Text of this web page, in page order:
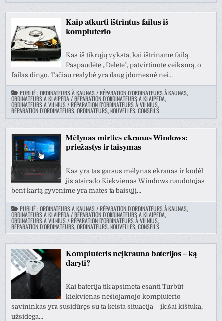
Kaip atkurti ištrintus failus iš
kompiuterio
Kas iš tikrųjų vyksta, kai ištriname failą
Paspaudėte „Delete”, patvirtinote veiksmą, o
failas dingo. Tačiau realybė yra daug įdomesnė nei…
PUBLIÉ :ORDINATEURS À KAUNAS / RÉPARATION D'ORDINATEURS À KAUNAS,
ORDINATEURS À KLAIPEDA / RÉPARATION D'ORDINATEURS À KLAIPEDA,
ORDINATEURS À VILNIUS / RÉPARATION D'ORDINATEURS À VILNIUS,
RÉPARATION D'ORDINATEURS, ORDINATEURS, NOUVELLES, CONSEILS
Mėlynas mirties ekranas Windows:
priežastys ir taisymas
Kas yra tas garsus mėlynas ekranas ir kodėl
jis atsirado Kiekvienas Windows naudotojas
bent kartą gyvenime yra matęs tą baisųjį…
PUBLIÉ :ORDINATEURS À KAUNAS / RÉPARATION D'ORDINATEURS À KAUNAS,
ORDINATEURS À KLAIPEDA / RÉPARATION D'ORDINATEURS À KLAIPEDA,
ORDINATEURS À VILNIUS / RÉPARATION D'ORDINATEURS À VILNIUS,
RÉPARATION D'ORDINATEURS, ORDINATEURS, NOUVELLES, CONSEILS
Kompiuteris neįkrauna baterijos – ką
daryti?
Kai baterija tik apsimeta esanti Turbūt
kiekvienas nešiojamojo kompiuterio
savininkas yra susidūręs su ta keista situacija – įkišai kištuką,
užsidega…